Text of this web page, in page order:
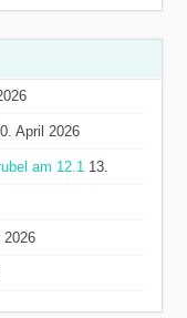
April 2026
am 12.1 13.
2026